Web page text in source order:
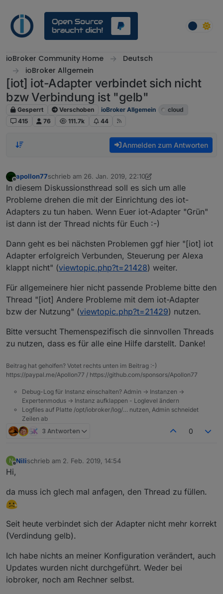
ioBroker Community Home
Deutsch
ioBroker Allgemein
[iot] iot-Adapter verbindet sich nicht
bzw Verbindung ist "gelb"
Gesperrt Verschoben ioBroker Allgemein
cloud
415
76 111.7k 44
Anmelden zum Antworten
Offline
apollon77schrieb am 26. Jan. 2019, 22:10
zuletzt editiert von eric29052. Okt. 2019, 05:22
In diesem Diskussionsthread soll es sich um alle
Probleme drehen die mit der Einrichtung des iot-
Adapters zu tun haben. Wenn Euer iot-Adapter "Grün"
ist dann ist der Thread nichts für Euch :-)
Dann geht es bei nächsten Problemen ggf hier "[iot] iot
Adapter erfolgreich Verbunden, Steuerung per Alexa
klappt nicht" (viewtopic.php?t=21428) weiter.
Für allgemeinere hier nicht passende Probleme bitte den
Thread "[iot] Andere Probleme mit dem iot-Adapter
bzw der Nutzung" (viewtopic.php?t=21429) nutzen.
Bitte versucht Themenspezifisch die sinnvollen Threads
zu nutzen, dass es für alle eine Hilfe darstellt. Danke!
Beitrag hat geholfen? Votet rechts unten im Beitrag :-)
https://paypal.me/Apollon77 / https://github.com/sponsors/Apollon77
Debug-Log für Instanz einschalten? Admin -> Instanzen ->
Expertenmodus -> Instanz aufklappen - Loglevel ändern
Logfiles auf Platte /opt/iobroker/log/… nutzen, Admin schneidet
Zeilen ab
3 Antworten 0
N Nilischrieb am 2. Feb. 2019, 14:54
zuletzt editiert von
Hi,
da muss ich glech mal anfagen, den Thread zu füllen.
Seit heute verbindet sich der Adapter nicht mehr korrekt
(Verdindung gelb).
Ich habe nichts an meiner Konfiguration verändert, auch
Updates wurden nicht durchgeführt. Weder bei
iobroker, noch am Rechner selbst.